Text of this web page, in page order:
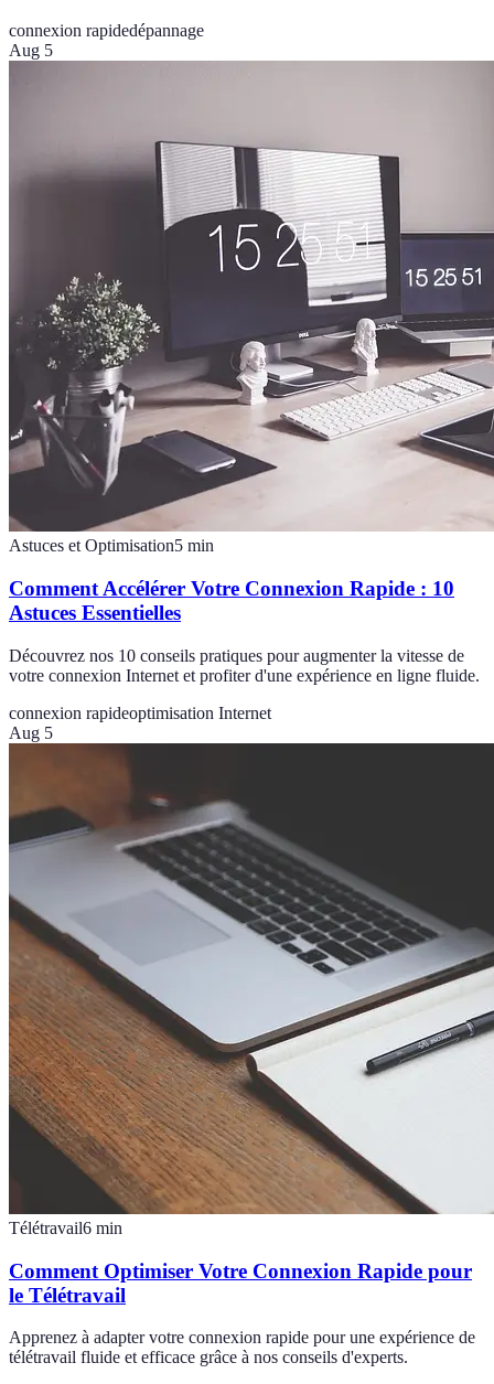
connexion rapidedépannage
Aug 5
Astuces et Optimisation5 min
Comment Accélérer Votre Connexion Rapide : 10
Astuces Essentielles
Découvrez nos 10 conseils pratiques pour augmenter la vitesse de
votre connexion Internet et profiter d'une expérience en ligne fluide.
connexion rapideoptimisation Internet
Aug 5
Télétravail6 min
Comment Optimiser Votre Connexion Rapide pour
le Télétravail
Apprenez à adapter votre connexion rapide pour une expérience de
télétravail fluide et efficace grâce à nos conseils d'experts.